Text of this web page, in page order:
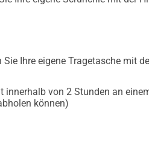
können)
Workshop Ihrer Wahl + ein
Sie Ihre eigene Tragetasche mit
innerhalb von 2 Stunden an
können)